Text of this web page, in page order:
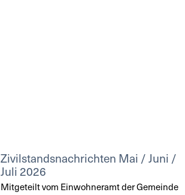
Zivilstandsnachrichten Mai / Juni /
Juli 2026
Mitgeteilt vom Einwohneramt der Gemeinde